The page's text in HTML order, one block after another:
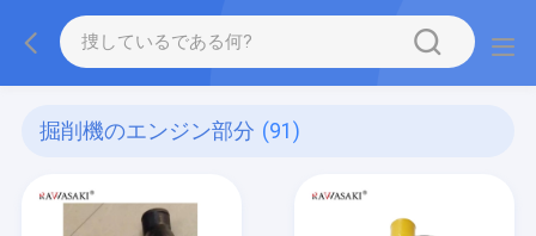
掘削機のエンジン部分 (91)